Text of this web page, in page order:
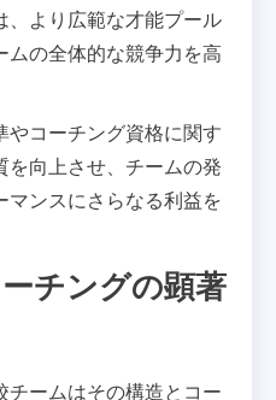
、より広範な才能プール
ムの全体的な競争力を高
やコーチング資格に関す
を向上させ、チームの発
マンスにさらなる利益を
チングの顕著
チームはその構造とコー